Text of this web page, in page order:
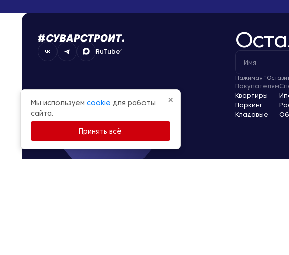
RuTube
Нажимая
Покупателям
Квартиры
Паркинг
Кладовые
×
Мы используем cookie для работы
сайта.
Принять всё